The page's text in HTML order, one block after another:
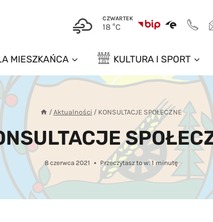
CZWARTEK
18 °C
MIESZKAŃCA KULTURA I SPORT
/Aktualności / KONSULTACJE SPOŁECZNE
8 czerwca 2021 Przeczytasz to w:1minutę